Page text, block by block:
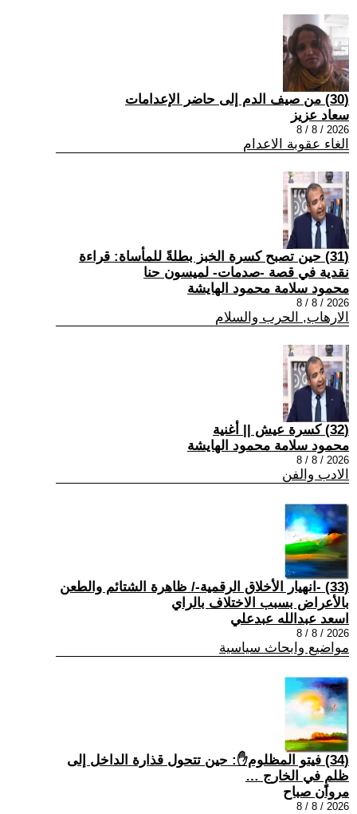
(30) من صيف الدم إلى حاضر الإعدامات
سعاد عزيز
2026 / 8 / 8
الغاء عقوبة الاعدام
(31) حين تصبح كسرة الخبز بطلةً للمأساة: قراءة
نقدية في قصة -صدمات- لميسون حنا
محمود سلامة محمود الهايشة
2026 / 8 / 8
الارهاب, الحرب والسلام
(32) كسرة عيش || أغنية
محمود سلامة محمود الهايشة
2026 / 8 / 8
الادب والفن
(33) -انهيار الأخلاق الرقمية-/ ظاهرة الشتائم والطعن
بالأعراض بسبب الاختلاف بالراي
اسعد عبدالله عبدعلي
2026 / 8 / 8
مواضيع وابحاث سياسية
(34) فيتو المظلوم✋: حين تتحول قذارة الداخل إلى
ظلمٍ في الخارج …
مروان صباح
2026 / 8 / 8